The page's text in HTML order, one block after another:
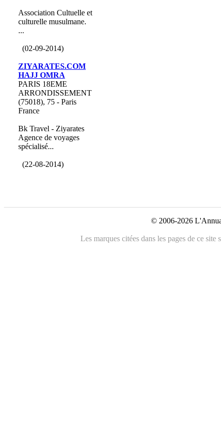
Association Cultuelle et
culturelle musulmane.
...
(02-09-2014)
ZIYARATES.COM
HAJJ OMRA
PARIS 18EME
ARRONDISSEMENT
(75018), 75 - Paris
France
Bk Travel - Ziyarates
Agence de voyages
spécialisé...
(22-08-2014)
© 2006-2026
Les marques citées dans les pages de ce